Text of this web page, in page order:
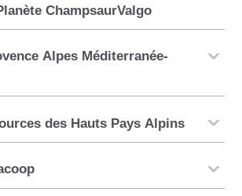
ChampsaurValgo
Alpes Méditerranée-
des Hauts Pays Alpins